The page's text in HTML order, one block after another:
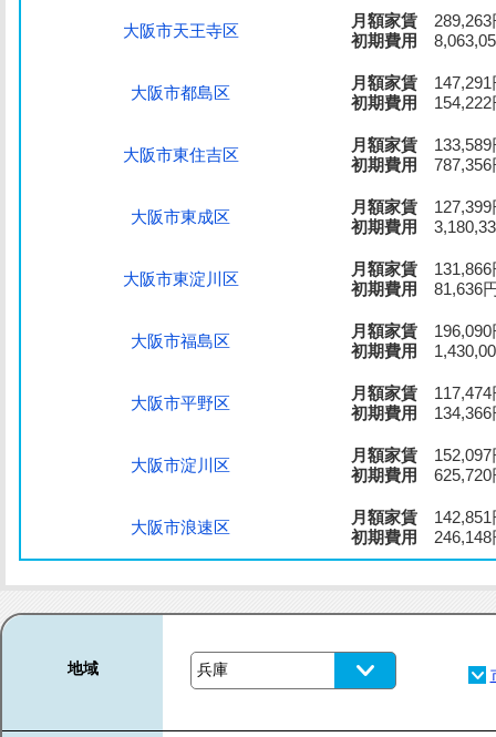
大阪市天王寺区
月額家賃 289,263
初期費用
大阪市都島区
月額家賃 147,291
初期費用
154,222
大阪市東住吉区
月額家賃 133,589
初期費用
787,356
大阪市東成区
月額家賃 127,399
初期費用
大阪市東淀川区
月額家賃 131,866
初期費用
81,636
大阪市福島区
月額家賃 196,090
初期費用
大阪市平野区
月額家賃 117,474
初期費用
134,366
大阪市淀川区
月額家賃 152,097
初期費用
625,720
大阪市浪速区
月額家賃 142,851
初期費用
246,148
地域